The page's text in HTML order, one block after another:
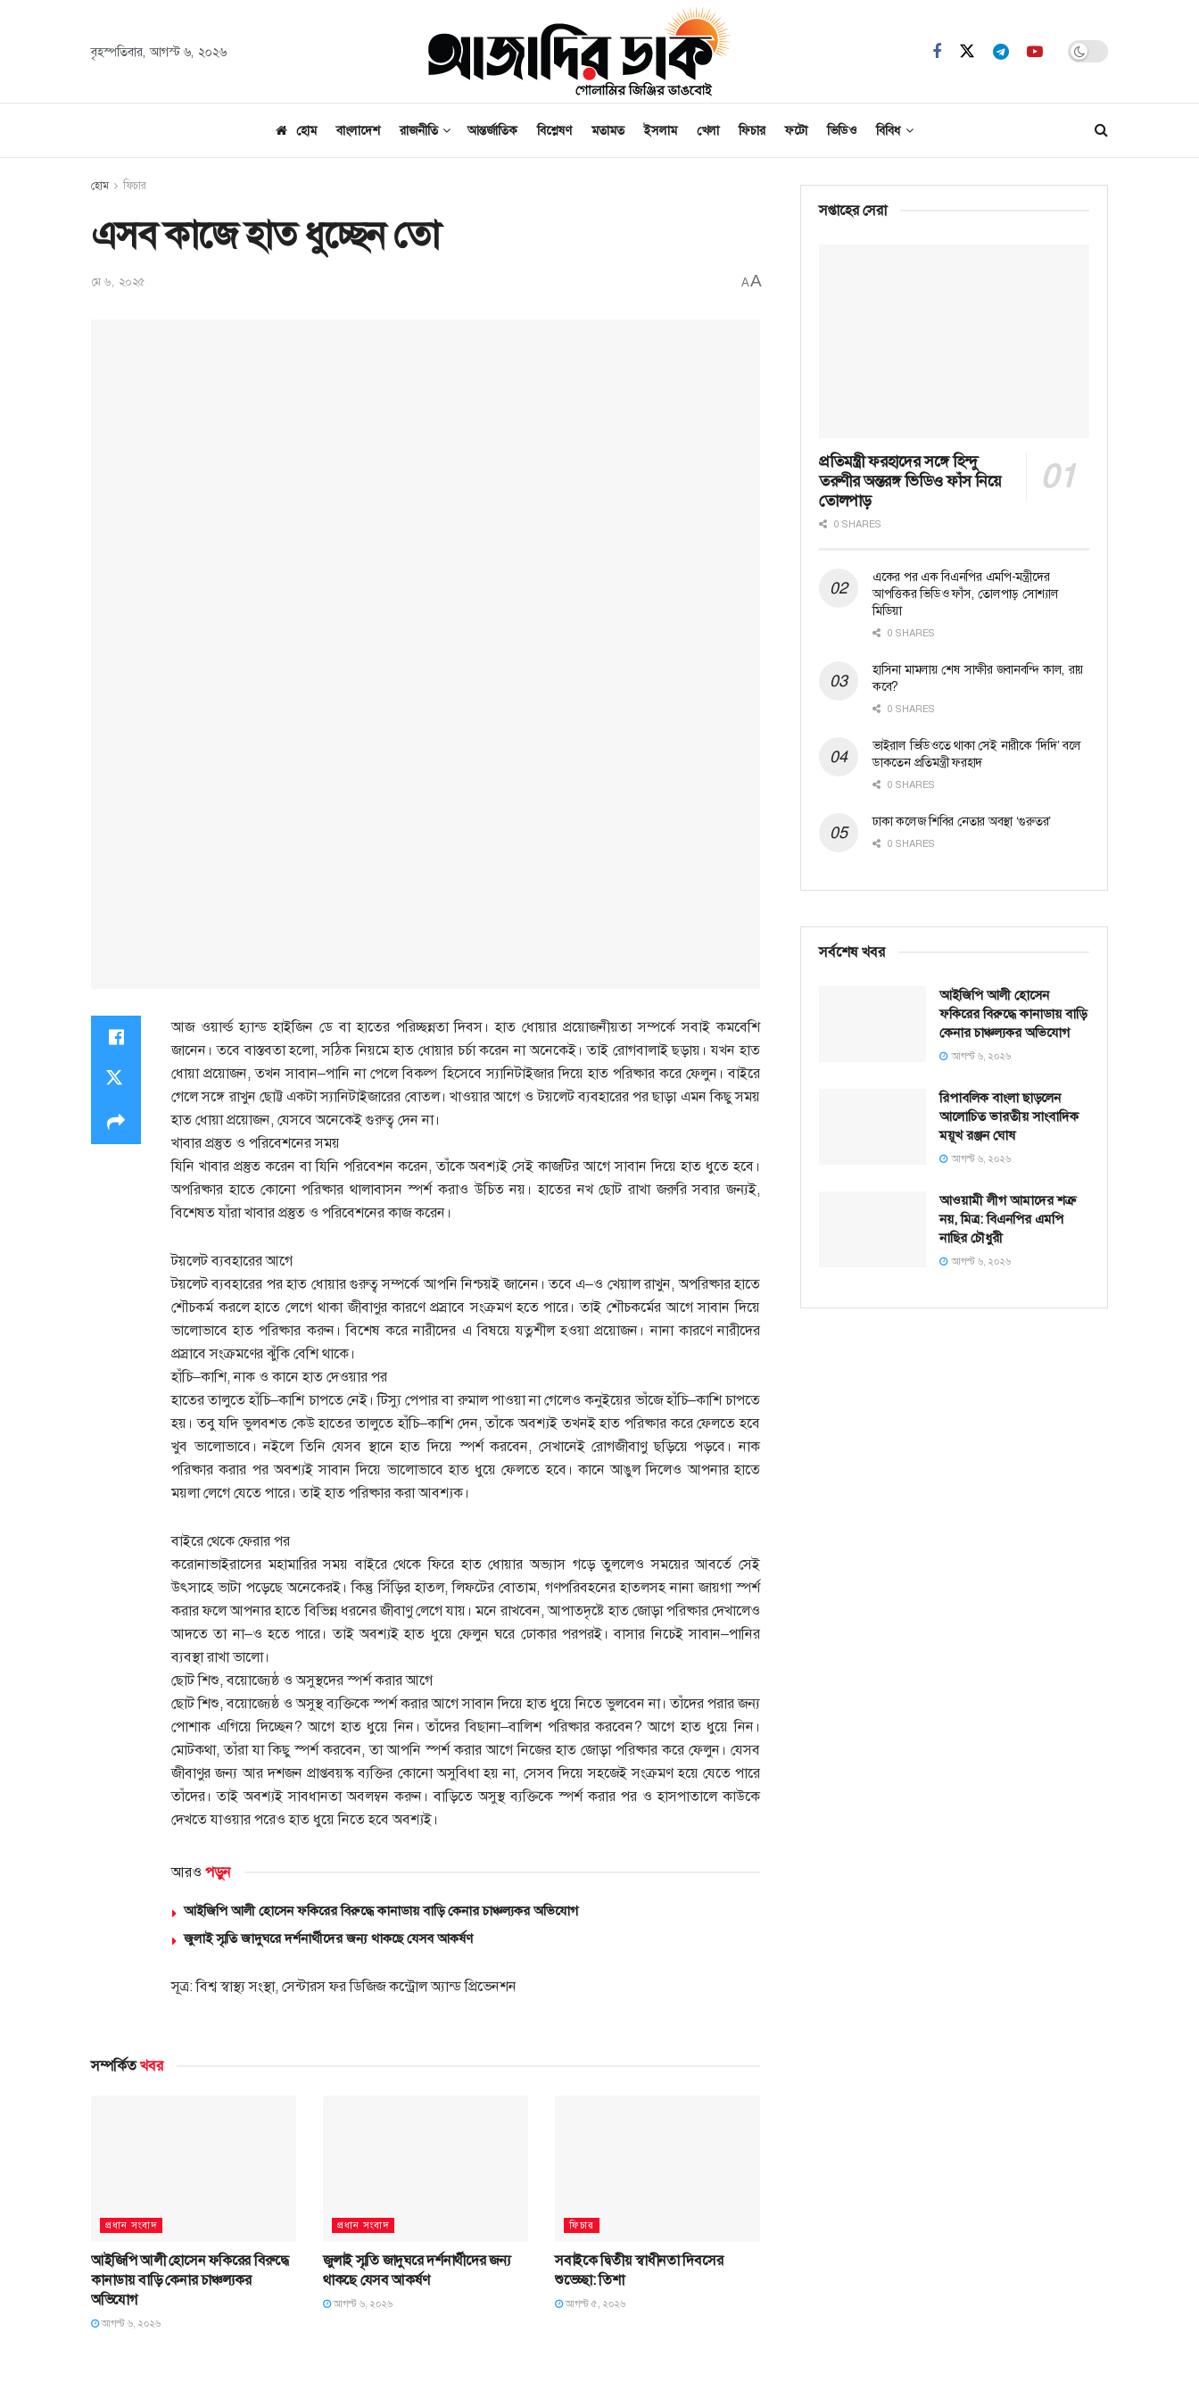
বৃহস্পতিবার, আগস্ট ৬, ২০২৬
হোম বাংলাদেশ রাজনীতি আন্তর্জাতিক বিশ্লেষণ মতামত ইসলাম খেলা ফিচার ফটো ভিডিও বিবিধ
হোম ফিচার
এসব কাজে হাত ধুচ্ছেন তো
মে ৬, ২০২৫ AA
আজ ওয়ার্ল্ড হ্যান্ড হাইজিন ডে বা হাতের পরিচ্ছন্নতা দিবস। হাত ধোয়ার প্রয়োজনীয়তা সম্পর্কে সবাই কমবেশি
জানেন। তবে বাস্তবতা হলো, সঠিক নিয়মে হাত ধোয়ার চর্চা করেন না অনেকেই। তাই রোগবালাই ছড়ায়। যখন হাত
ধোয়া প্রয়োজন, তখন সাবান–পানি না পেলে বিকল্প হিসেবে স্যানিটাইজার দিয়ে হাত পরিষ্কার করে ফেলুন। বাইরে
গেলে সঙ্গে রাখুন ছোট্ট একটা স্যানিটাইজারের বোতল। খাওয়ার আগে ও টয়লেট ব্যবহারের পর ছাড়া এমন কিছু সময়
হাত ধোয়া প্রয়োজন, যেসবে অনেকেই গুরুত্ব দেন না।
খাবার প্রস্তুত ও পরিবেশনের সময়
যিনি খাবার প্রস্তুত করেন বা যিনি পরিবেশন করেন, তাঁকে অবশ্যই সেই কাজটির আগে সাবান দিয়ে হাত ধুতে হবে।
অপরিষ্কার হাতে কোনো পরিষ্কার থালাবাসন স্পর্শ করাও উচিত নয়। হাতের নখ ছোট রাখা জরুরি সবার জন্যই,
বিশেষত যাঁরা খাবার প্রস্তুত ও পরিবেশনের কাজ করেন।
টয়লেট ব্যবহারের আগে
টয়লেট ব্যবহারের পর হাত ধোয়ার গুরুত্ব সম্পর্কে আপনি নিশ্চয়ই জানেন। তবে এ–ও খেয়াল রাখুন, অপরিষ্কার হাতে
শৌচকর্ম করলে হাতে লেগে থাকা জীবাণুর কারণে প্রস্রাবে সংক্রমণ হতে পারে। তাই শৌচকর্মের আগে সাবান দিয়ে
ভালোভাবে হাত পরিষ্কার করুন। বিশেষ করে নারীদের এ বিষয়ে যত্নশীল হওয়া প্রয়োজন। নানা কারণে নারীদের
প্রস্রাবে সংক্রমণের ঝুঁকি বেশি থাকে।
হাঁচি–কাশি, নাক ও কানে হাত দেওয়ার পর
হাতের তালুতে হাঁচি–কাশি চাপতে নেই। টিস্যু পেপার বা রুমাল পাওয়া না গেলেও কনুইয়ের ভাঁজে হাঁচি–কাশি চাপতে
হয়। তবু যদি ভুলবশত কেউ হাতের তালুতে হাঁচি–কাশি দেন, তাঁকে অবশ্যই তখনই হাত পরিষ্কার করে ফেলতে হবে
খুব ভালোভাবে। নইলে তিনি যেসব স্থানে হাত দিয়ে স্পর্শ করবেন, সেখানেই রোগজীবাণু ছড়িয়ে পড়বে। নাক
পরিষ্কার করার পর অবশ্যই সাবান দিয়ে ভালোভাবে হাত ধুয়ে ফেলতে হবে। কানে আঙুল দিলেও আপনার হাতে
ময়লা লেগে যেতে পারে। তাই হাত পরিষ্কার করা আবশ্যক।
বাইরে থেকে ফেরার পর
করোনাভাইরাসের মহামারির সময় বাইরে থেকে ফিরে হাত ধোয়ার অভ্যাস গড়ে তুললেও সময়ের আবর্তে সেই
উৎসাহে ভাটা পড়েছে অনেকেরই। কিন্তু সিঁড়ির হাতল, লিফটের বোতাম, গণপরিবহনের হাতলসহ নানা জায়গা স্পর্শ
করার ফলে আপনার হাতে বিভিন্ন ধরনের জীবাণু লেগে যায়। মনে রাখবেন, আপাতদৃষ্টে হাত জোড়া পরিষ্কার দেখালেও
আদতে তা না–ও হতে পারে। তাই অবশ্যই হাত ধুয়ে ফেলুন ঘরে ঢোকার পরপরই। বাসার নিচেই সাবান–পানির
ব্যবস্থা রাখা ভালো।
ছোট শিশু, বয়োজ্যেষ্ঠ ও অসুস্থদের স্পর্শ করার আগে
ছোট শিশু, বয়োজ্যেষ্ঠ ও অসুস্থ ব্যক্তিকে স্পর্শ করার আগে সাবান দিয়ে হাত ধুয়ে নিতে ভুলবেন না। তাঁদের পরার জন্য
পোশাক এগিয়ে দিচ্ছেন? আগে হাত ধুয়ে নিন। তাঁদের বিছানা–বালিশ পরিষ্কার করবেন? আগে হাত ধুয়ে নিন।
মোটকথা, তাঁরা যা কিছু স্পর্শ করবেন, তা আপনি স্পর্শ করার আগে নিজের হাত জোড়া পরিষ্কার করে ফেলুন। যেসব
জীবাণুর জন্য আর দশজন প্রাপ্তবয়স্ক ব্যক্তির কোনো অসুবিধা হয় না, সেসব দিয়ে সহজেই সংক্রমণ হয়ে যেতে পারে
তাঁদের। তাই অবশ্যই সাবধানতা অবলম্বন করুন। বাড়িতে অসুস্থ ব্যক্তিকে স্পর্শ করার পর ও হাসপাতালে কাউকে
দেখতে যাওয়ার পরেও হাত ধুয়ে নিতে হবে অবশ্যই।
আরও পড়ুন
আইজিপি আলী হোসেন ফকিরের বিরুদ্ধে কানাডায় বাড়ি কেনার চাঞ্চল্যকর অভিযোগ
জুলাই স্মৃতি জাদুঘরে দর্শনার্থীদের জন্য থাকছে যেসব আকর্ষণ
সূত্র: বিশ্ব স্বাস্থ্য সংস্থা, সেন্টারস ফর ডিজিজ কন্ট্রোল অ্যান্ড প্রিভেনশন
সম্পর্কিতখবর
প্রধান সংবাদ
আইজিপি আলী হোসেন ফকিরের বিরুদ্ধে
কানাডায় বাড়ি কেনার চাঞ্চল্যকর
অভিযোগ
আগস্ট ৬, ২০২৬
প্রধান সংবাদ
জুলাই স্মৃতি জাদুঘরে দর্শনার্থীদের জন্য
থাকছে যেসব আকর্ষণ
আগস্ট ৬, ২০২৬
ফিচার
সবাইকে দ্বিতীয় স্বাধীনতা দিবসের
শুভেচ্ছা: তিশা
আগস্ট ৫, ২০২৬
সপ্তাহের সেরা
প্রতিমন্ত্রী ফরহাদের সঙ্গে হিন্দু
তরুণীর অন্তরঙ্গ ভিডিও ফাঁস নিয়ে
তোলপাড়
0 SHARES
একের পর এক বিএনপির এমপি-মন্ত্রীদের
আপত্তিকর ভিডিও ফাঁস, তোলপাড় সোশ্যাল
মিডিয়া
0 SHARES
হাসিনা মামলায় শেষ সাক্ষীর জবানবন্দি কাল, রায়
কবে?
0 SHARES
ভাইরাল ভিডিওতে থাকা সেই নারীকে ‘দিদি’ বলে
ডাকতেন প্রতিমন্ত্রী ফরহাদ
0 SHARES
ঢাকা কলেজ শিবির নেতার অবস্থা ‘গুরুতর’
0 SHARES
সর্বশেষ খবর
আইজিপি আলী হোসেন
ফকিরের বিরুদ্ধে কানাডায় বাড়ি
কেনার চাঞ্চল্যকর অভিযোগ
আগস্ট ৬, ২০২৬
রিপাবলিক বাংলা ছাড়লেন
আলোচিত ভারতীয় সাংবাদিক
ময়ূখ রঞ্জন ঘোষ
আগস্ট ৬, ২০২৬
আওয়ামী লীগ আমাদের শত্রু
নয়, মিত্র: বিএনপির এমপি
নাছির চৌধুরী
আগস্ট ৬, ২০২৬